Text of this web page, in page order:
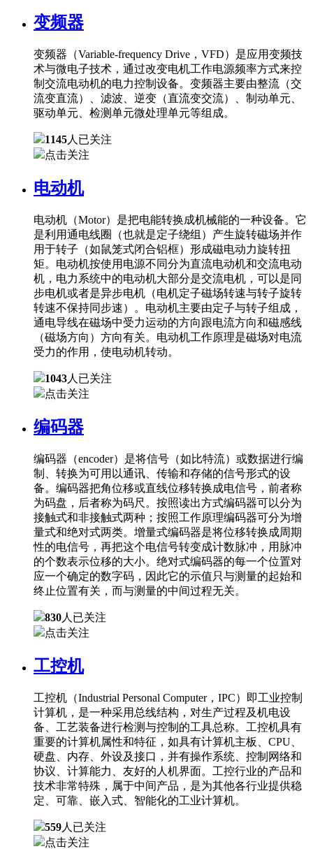
变频器
变频器（Variable-frequency Drive，VFD）是应用变频技
术与微电子技术，通过改变电机工作电源频率方式来控
制交流电动机的电力控制设备。变频器主要由整流（交
流变直流）、滤波、逆变（直流变交流）、制动单元、
驱动单元、检测单元微处理单元等组成。
1145人已关注
点击关注
电动机
电动机（Motor）是把电能转换成机械能的一种设备。它
是利用通电线圈（也就是定子绕组）产生旋转磁场并作
用于转子（如鼠笼式闭合铝框）形成磁电动力旋转扭
矩。电动机按使用电源不同分为直流电动机和交流电动
机，电力系统中的电动机大部分是交流电机，可以是同
步电机或者是异步电机（电机定子磁场转速与转子旋转
转速不保持同步速）。电动机主要由定子与转子组成，
通电导线在磁场中受力运动的方向跟电流方向和磁感线
（磁场方向）方向有关。电动机工作原理是磁场对电流
受力的作用，使电动机转动。
1043人已关注
点击关注
编码器
编码器（encoder）是将信号（如比特流）或数据进行编
制、转换为可用以通讯、传输和存储的信号形式的设
备。编码器把角位移或直线位移转换成电信号，前者称
为码盘，后者称为码尺。按照读出方式编码器可以分为
接触式和非接触式两种；按照工作原理编码器可分为增
量式和绝对式两类。增量式编码器是将位移转换成周期
性的电信号，再把这个电信号转变成计数脉冲，用脉冲
的个数表示位移的大小。绝对式编码器的每一个位置对
应一个确定的数字码，因此它的示值只与测量的起始和
终止位置有关，而与测量的中间过程无关。
830人已关注
点击关注
工控机
工控机（Industrial Personal Computer，IPC）即工业控制
计算机，是一种采用总线结构，对生产过程及机电设
备、工艺装备进行检测与控制的工具总称。工控机具有
重要的计算机属性和特征，如具有计算机主板、CPU、
硬盘、内存、外设及接口，并有操作系统、控制网络和
协议、计算能力、友好的人机界面。工控行业的产品和
技术非常特殊，属于中间产品，是为其他各行业提供稳
定、可靠、嵌入式、智能化的工业计算机。
559人已关注
点击关注